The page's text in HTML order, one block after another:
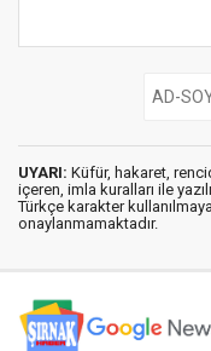
UYARI: Küfür, hakaret,
içeren, imla kuralları ile
Türkçe karakter
onaylanmamaktadır.